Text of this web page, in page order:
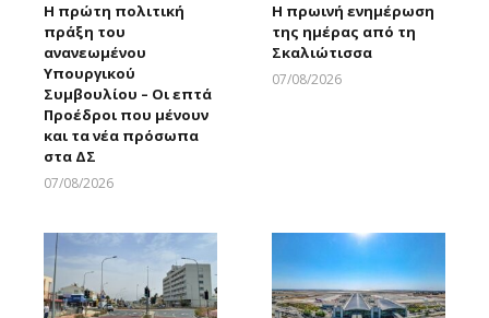
Η πρώτη πολιτική
πράξη του
ανανεωμένου
Υπουργικού
Συμβουλίου – Οι επτά
Προέδροι που μένουν
και τα νέα πρόσωπα
στα ΔΣ
07/08/2026
Η πρωινή ενημέρωση
της ημέρας από τη
Σκαλιώτισσα
07/08/2026